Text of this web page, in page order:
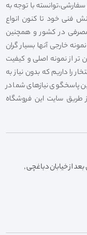
با توجه به
فنی خود تا کنون انواع
مصرفی در کشور و همچنین
خارجی آنها بسیار گران
تر از نمونه اصلی و کیفیت
را داریم که بدون نیاز به
پاسخگوی نیازهای شما در
طریق سایت این فروشگاه
از خیابان دباغچی ,